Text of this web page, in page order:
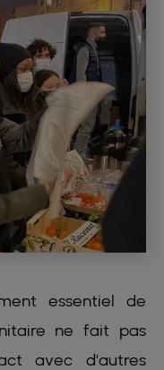
essentiel de
ne fait pas
avec d'autres